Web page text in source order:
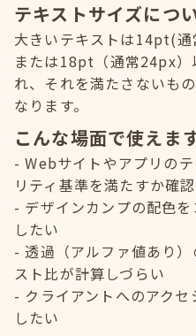
テキストサイズにつ
大きいテキストは14pt(
または18pt（通常24px）
れ、それを満たさないも
なります。
こんな場面で使えま
Webサイトやアプリの
リティ基準を満たすか確
デザインカンプの配色
したい
透過（アルファ値あり
スト比が計算しづらい
クライアントへのアク
したい